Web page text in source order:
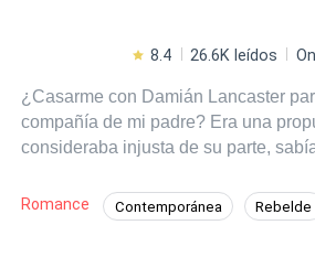
8.4 26.6K leídos
¿Casarme con Damián Lancaster
compañía de mi padre? Era una
consideraba injusta de su parte,
obvio que jamás permitiría que mi
por lo que terminé aceptando el
Romance Contemporánea Rebelde